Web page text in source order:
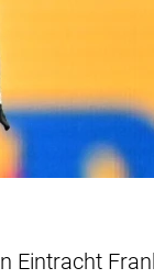
Eintracht